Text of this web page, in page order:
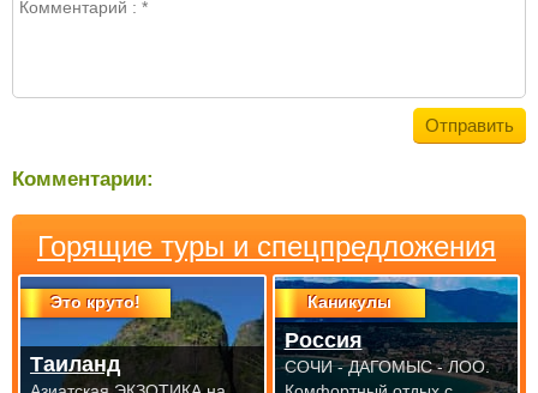
Комментарии:
Горящие туры и спецпредложения
Это круто!
Таиланд
Каникулы
Россия
СОЧИ - ДАГОМЫС - ЛОО.